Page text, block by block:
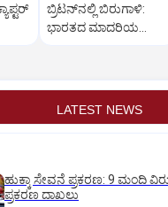
ಬ್ರಿಟನ್‌ನಲ್ಲಿ ಬಿರುಗಾಳಿ:
ಭಾರತದ ಮಾದರಿಯ
LATEST NEWS
ಹುಕ್ಕಾ ಸೇವನೆ ಪ್ರಕರಣ: 9 ಮಂದಿ
ಪ್ರಕರಣ ದಾಖಲು